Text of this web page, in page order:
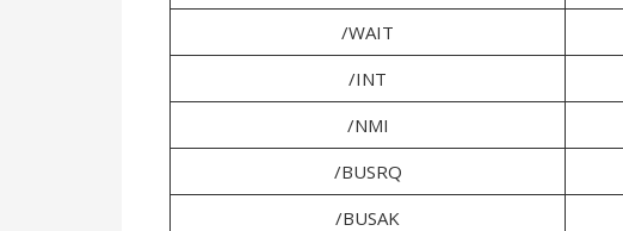
/WAIT
/INT
/NMI
/BUSRQ
/BUSAK